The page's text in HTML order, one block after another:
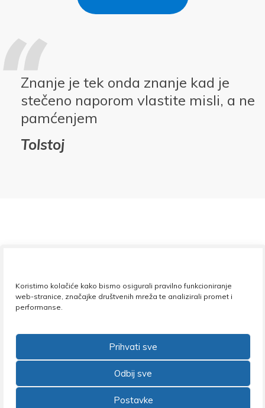
Koristimo kolačiće kako bismo osigurali pravilno funkcioniranje
web-stranice, značajke društvenih mreža te analizirali promet i
performanse.
Prihvati sve
Odbij sve
Postavke
Znanje je tek onda znanje kad je
stečeno naporom vlastite misli, a ne
pamćenjem
Tolstoj